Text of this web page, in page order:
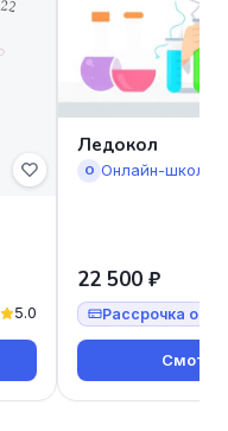
5.0
Ледокол
О Онлайн-школа
22 500 ₽
Рассрочка от